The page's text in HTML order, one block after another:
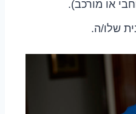
או מורכב).
שלו/ה.